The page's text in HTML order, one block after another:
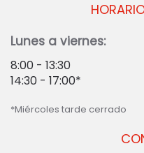
Lunes a viernes:
8:00 - 13:30
14:30 - 17:00*
*Miércoles tarde cerrado